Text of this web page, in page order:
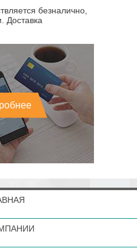
безналично,
Доставка